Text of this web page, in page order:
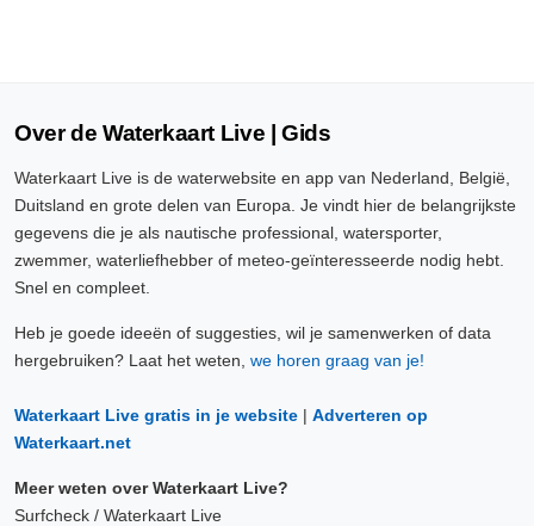
Verschil t.o.v. NAP: 636 cm
7 Aug, 22:50 uur
Verschil t.o.v. NAP: 636 cm
7 Aug, 23:00 uur
Verschil t.o.v. NAP: 636 cm
7 Aug, 23:10 uur
Verschil t.o.v. NAP: 636 cm
7 Aug, 23:20 uur
Over de Waterkaart Live | Gids
Waterkaart Live is de waterwebsite en app van Nederland, België,
Duitsland en grote delen van Europa. Je vindt hier de belangrijkste
gegevens die je als nautische professional, watersporter,
zwemmer, waterliefhebber of meteo-geïnteresseerde nodig hebt.
Snel en compleet.
Heb je goede ideeën of suggesties, wil je samenwerken of data
hergebruiken? Laat het weten, we horen graag van je!
Waterkaart Live gratis in je website | Adverteren op
Waterkaart.net
Meer weten over Waterkaart Live?
Surfcheck / Waterkaart Live